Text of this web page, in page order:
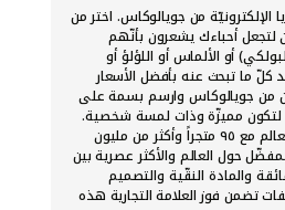
الإلكترونيّة من جويالوكاس. اختر من
لتجعل أحباءك يشعرون بأنّهم
أو الألماس أو اللؤلؤ أو
ما تبحث عنه بأفضل الأسعار
من جويالوكاس وارسم بسمة على
لتكون مميزّة وذات لمسة شخصية.
تشتهر متاجر جويالوكاس في عشرة بلدان حول العالم مع ٩٥ متجراً وأكثر من مليون
حول العالم والأكثر عصرية بين
والمادة النقّية والتصميم
تضمن فوز العلامة التجارية هذه